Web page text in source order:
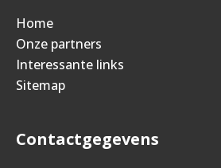
Home
Onze partners
Interessante links
Sitemap
Contactgegevens